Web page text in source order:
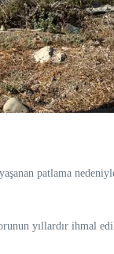
patlama
yıllardır ihmal